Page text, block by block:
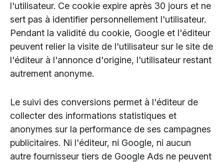
l'utilisateur. Ce cookie expire après 30 jours et ne
sert pas à identifier personnellement l'utilisateur.
Pendant la validité du cookie, Google et l'éditeur
peuvent relier la visite de l'utilisateur sur le site de
l'éditeur à l'annonce d'origine, l'utilisateur restant
autrement anonyme.
Le suivi des conversions permet à l'éditeur de
collecter des informations statistiques et
anonymes sur la performance de ses campagnes
publicitaires. Ni l'éditeur, ni Google, ni aucun
autre fournisseur tiers de Google Ads ne peuvent